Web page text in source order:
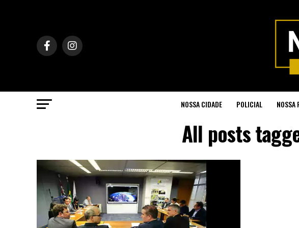
NOSSA CIDADE POLICIAL NOSSA
All posts